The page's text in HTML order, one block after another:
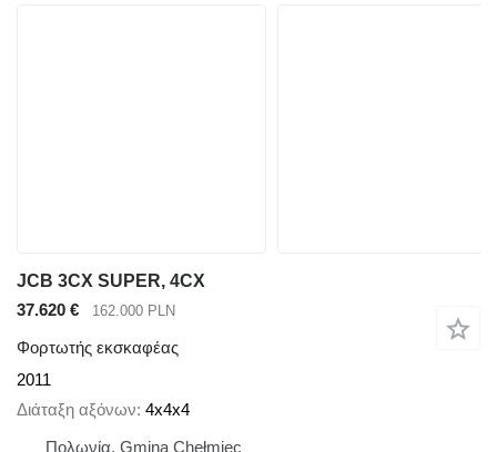
JCB 3CX SUPER, 4CX
37.620 €
162.000 PLN
Φορτωτής εκσκαφέας
2011
Διάταξη αξόνων 4x4x4
Πολωνία, Gmina Chełmiec